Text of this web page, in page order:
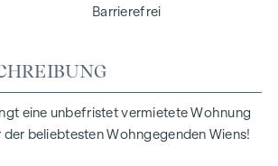
Barrierefrei
eine unbefristet vermietete Wohnung
der beliebtesten Wohngegenden Wiens!